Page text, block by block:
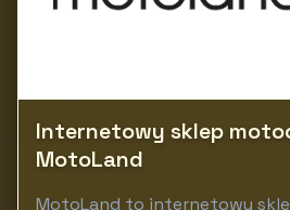
Internetowy sklep
MotoLand
MotoLand to internetowy